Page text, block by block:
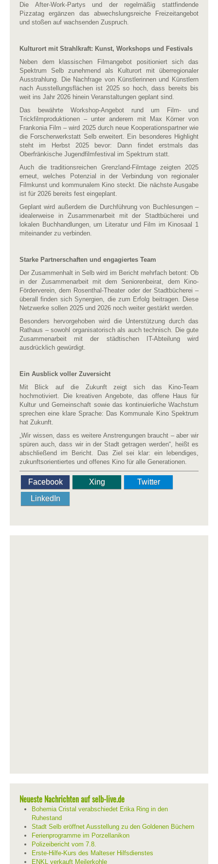
Die After-Work-Partys und der regelmäßig stattfindende
Pizzatag ergänzen das abwechslungsreiche Freizeitangebot
und stoßen auf wachsenden Zuspruch.
Kulturort mit Strahlkraft: Kunst, Workshops und Festivals
Neben dem klassischen Filmangebot positioniert sich das
Spektrum Selb zunehmend als Kulturort mit überregionaler
Ausstrahlung. Die Nachfrage von Künstlerinnen und Künstlern
nach Ausstellungsflächen ist 2025 so hoch, dass bereits bis
weit ins Jahr 2026 hinein Veranstaltungen geplant sind.
Das bewährte Workshop-Angebot rund um Film- und
Trickfilmproduktionen – unter anderem mit Max Körner von
Frankonia Film – wird 2025 durch neue Kooperationspartner wie
die Forscherwerkstatt Selb erweitert. Ein besonderes Highlight
steht im Herbst 2025 bevor: Dann findet erstmals das
Oberfränkische Jugendfilmfestival im Spektrum statt.
Auch die traditionsreichen Grenzland-Filmtage zeigten 2025
erneut, welches Potenzial in der Verbindung von regionaler
Filmkunst und kommunalem Kino steckt. Die nächste Ausgabe
ist für 2026 bereits fest eingeplant.
Geplant wird außerdem die Durchführung von Buchlesungen –
idealerweise in Zusammenarbeit mit der Stadtbücherei und
lokalen Buchhandlungen, um Literatur und Film im Kinosaal 1
miteinander zu verbinden.
Starke Partnerschaften und engagiertes Team
Der Zusammenhalt in Selb wird im Bericht mehrfach betont: Ob
in der Zusammenarbeit mit dem Seniorenbeirat, dem Kino-
Förderverein, dem Rosenthal-Theater oder der Stadtbücherei –
überall finden sich Synergien, die zum Erfolg beitragen. Diese
Netzwerke sollen 2025 und 2026 noch weiter gestärkt werden.
Besonders hervorgehoben wird die Unterstützung durch das
Rathaus – sowohl organisatorisch als auch technisch. Die gute
Zusammenarbeit mit der städtischen IT-Abteilung wird
ausdrücklich gewürdigt.
Ein Ausblick voller Zuversicht
Mit Blick auf die Zukunft zeigt sich das Kino-Team
hochmotiviert. Die kreativen Angebote, das offene Haus für
Kultur und Gemeinschaft sowie das kontinuierliche Wachstum
sprechen eine klare Sprache: Das Kommunale Kino Spektrum
hat Zukunft.
„Wir wissen, dass es weitere Anstrengungen braucht – aber wir
spüren auch, dass wir in der Stadt getragen werden“, heißt es
abschließend im Bericht. Das Ziel sei klar: ein lebendiges,
zukunftsorientiertes und offenes Kino für alle Generationen.
Facebook Xing
Twitter
LinkedIn
Neueste Nachrichten auf selb-live.de
Bohemia Cristal verabschiedet Erika Ring in den
Ruhestand
Stadt Selb eröffnet Ausstellung zu den Goldenen Büchern
Ferienprogramme im Porzellanikon
Polizeibericht vom 7.8.
Erste-Hilfe-Kurs des Malteser Hilfsdienstes
ENKL verkauft Meilerkohle